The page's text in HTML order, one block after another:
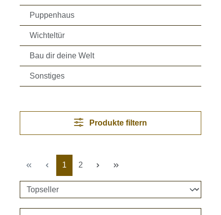
Puppenhaus
Wichteltür
Bau dir deine Welt
Sonstiges
Produkte filtern
Seite
1 Seite
2